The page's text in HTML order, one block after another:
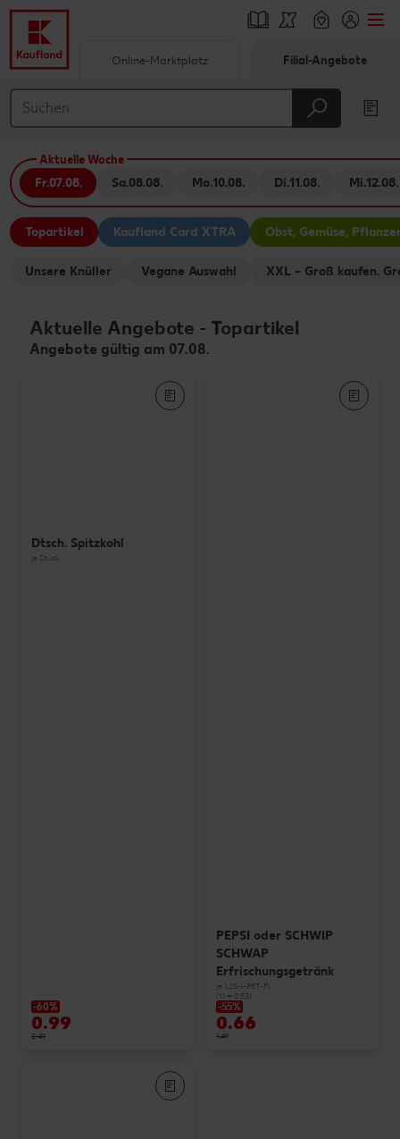
Hauptinhalt
Footer
Schwebender Seitenbereich
Online-Marktplatz Filial-Angebote
Aktuelle Woche
Fr.07.08. Sa.08.08. Mo.10.08. Di.11.08. Mi.12.08.
Topartikel Kaufland Card XTRA Obst, Gemüse,
Unsere Knüller Vegane Auswahl XXL – Groß kaufen.
Aktuelle Angebote - Topartikel
Angebote gültig am 07.08.
Dtsch. Spitzkohl
je Stück
-60%
0.99
2.49
PEPSI oder SCHWIP
SCHWAP
Erfrischungsgetränk
je 1,25-l-PET-Fl.
(1 l = 0.53)
-55%
0.66
1.49